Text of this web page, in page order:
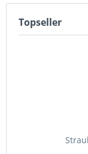
Topseller